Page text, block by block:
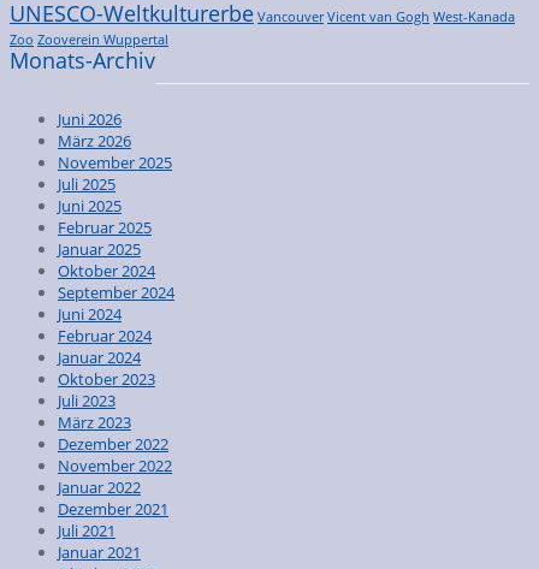
UNESCO-Weltkulturerbe Vancouver Vicent van Gogh West-Kanada
Zoo Zooverein Wuppertal
Monats-Archiv
Juni 2026
März 2026
November 2025
Juli 2025
Juni 2025
Februar 2025
Januar 2025
Oktober 2024
September 2024
Juni 2024
Februar 2024
Januar 2024
Oktober 2023
Juli 2023
März 2023
Dezember 2022
November 2022
Januar 2022
Dezember 2021
Juli 2021
Januar 2021